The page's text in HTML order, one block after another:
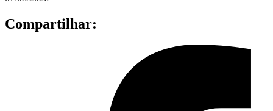
Compartilhar: